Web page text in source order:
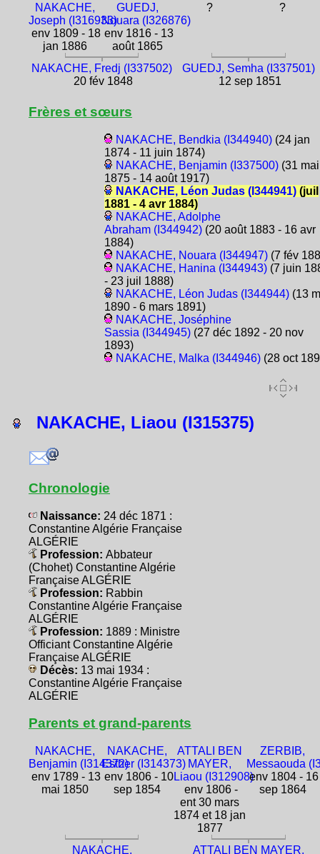
NAKACHE,
Joseph (I316933)
env 1809 - 18
jan 1886
GUEDJ,
Nouara (I326876)
env 1816 - 13
août 1865
? ?
NAKACHE, Fredj (I337502)
20 fév 1848
GUEDJ, Semha (I337501)
12 sep 1851
Frères et sœurs
NAKACHE, Bendkia (I344940)(24 jan
1874 - 11 juin 1874)
NAKACHE, Benjamin (I337500)(31 mai
1875 - 14 août 1917)
NAKACHE, Léon Judas (I344941)(juil
1881 - 4 avr 1884)
NAKACHE, Adolphe
Abraham (I344942)(20 août 1883 - 16 avr
1884)
NAKACHE, Nouara (I344947)(7 fév
NAKACHE, Hanina (I344943)(7 juin
- 23 juil 1888)
NAKACHE, Léon Judas (I344944)(13
1890 - 6 mars 1891)
NAKACHE, Joséphine
Sassia (I344945)(27 déc 1892 - 20 nov
1893)
NAKACHE, Malka (I344946)(28 oct
NAKACHE, Liaou (I315375)
Chronologie
Naissance: 24 déc 1871 :
Constantine Algérie Française
ALGÉRIE
Profession: Abbateur
(Chohet) Constantine Algérie
Française ALGÉRIE
Profession: Rabbin
Constantine Algérie Française
ALGÉRIE
Profession: 1889 : Ministre
Officiant Constantine Algérie
Française ALGÉRIE
Décès: 13 mai 1934 :
Constantine Algérie Française
ALGÉRIE
Parents et grand-parents
NAKACHE,
Benjamin (I314372)
env 1789 - 13
mai 1850
NAKACHE,
Esther (I314373)
env 1806 - 10
sep 1854
ATTALI BEN
MAYER,
Liaou (I312908)
env 1806 -
ent 30 mars
1874 et 18 jan
1877
ZERBIB,
Messaouda
env 1804 - 16
sep 1864
NAKACHE, ATTALI BEN MAYER,